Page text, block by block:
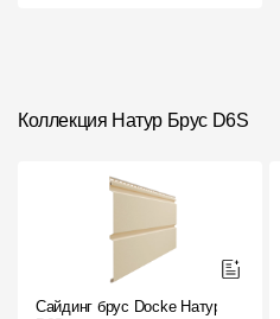
Коллекция Натур Брус D6S
Сайдинг брус Docke Натур